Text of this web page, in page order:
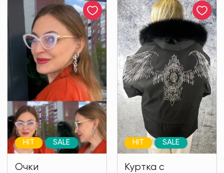
Очки
HIT SALE
Куртка с
HIT SALE